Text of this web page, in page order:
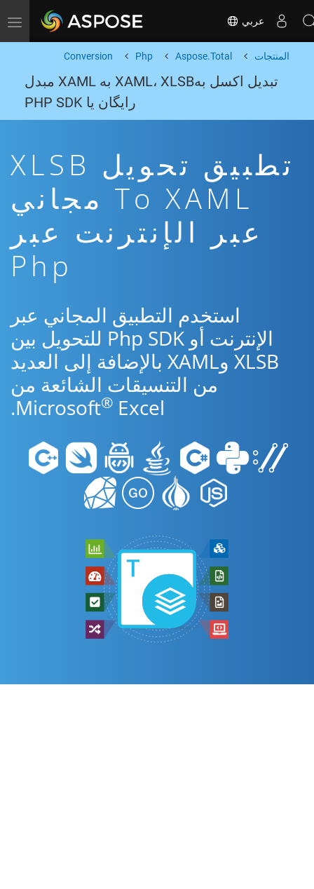
Toggle navigation عربي
المنتجات Aspose.Total
Php
Conversion
تبدیل اکسل بهXAML، XLSB به XAML مبدل
رایگان یا PHP SDK
تطبيق تحويل XLSB
To XAML مجاني
عبر الإنترنت عبر
Php
استخدم التطبيق المجاني عبر
الإنترنت أو Php SDK للتحويل بين
XLSB وXAML بالإضافة إلى العديد
من التنسيقات الشائعة من
Microsoft® Excel.